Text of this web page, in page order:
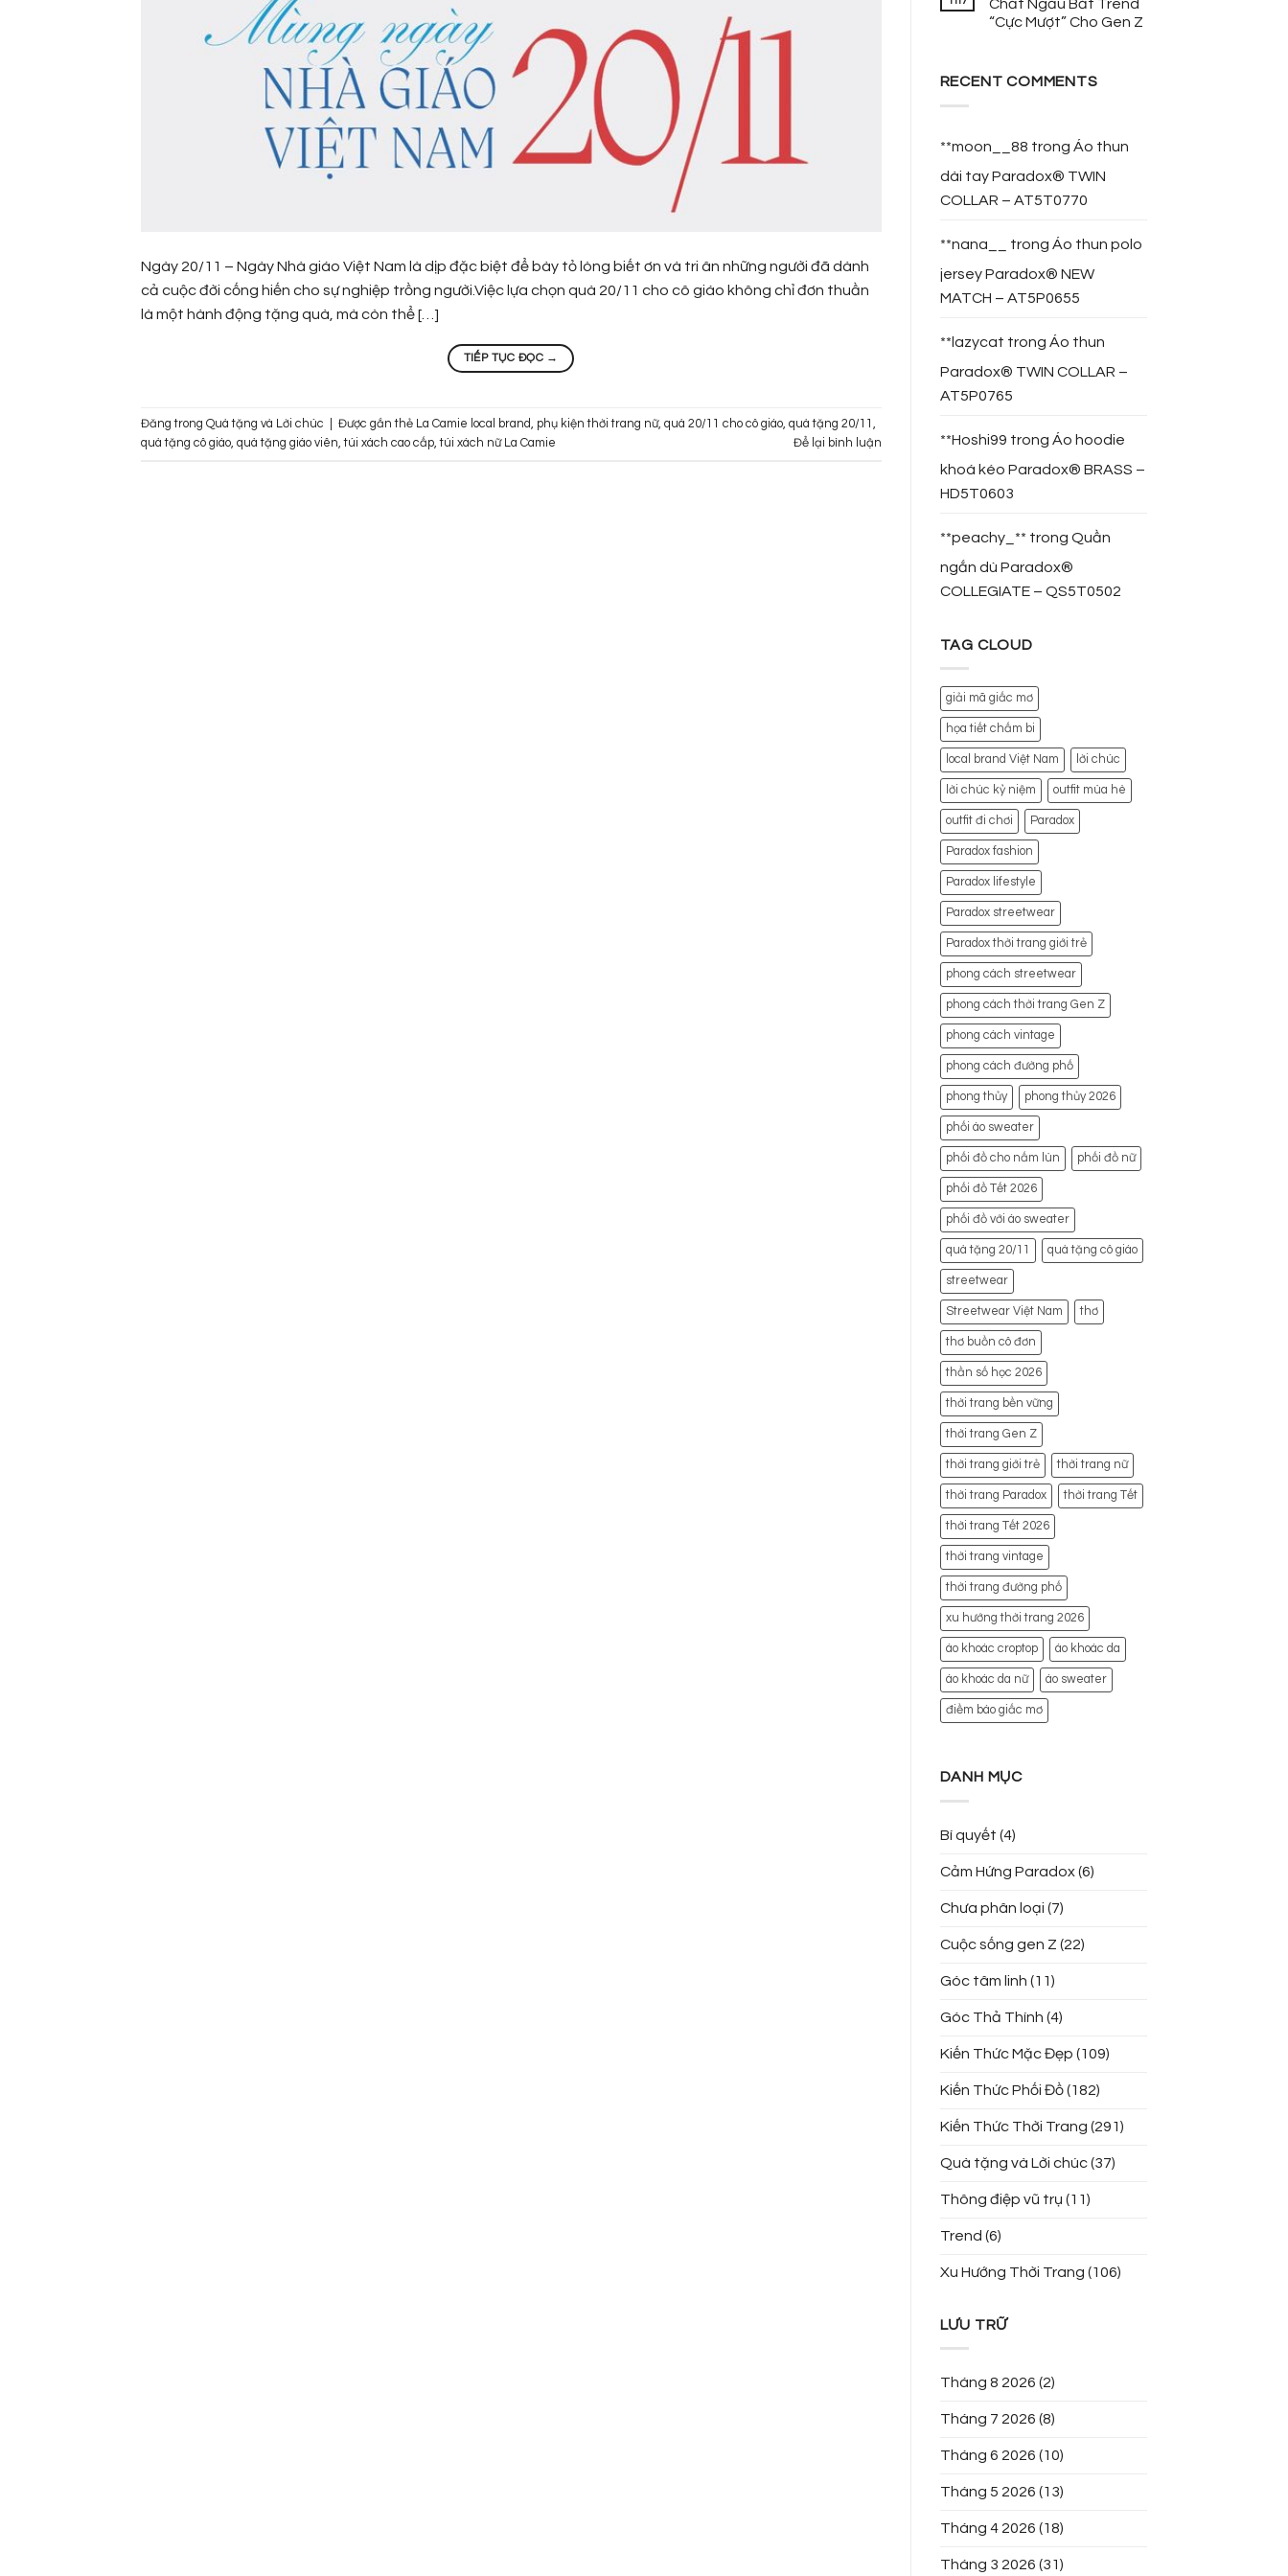
Ngày 20/11 – Ngày Nhà giáo Việt Nam là dịp đặc biệt để bày tỏ lòng biết ơn và tri ân những người đã dành
cả cuộc đời cống hiến cho sự nghiệp trồng người.Việc lựa chọn quà 20/11 cho cô giáo không chỉ đơn thuần
là một hành động tặng quà, mà còn thể […]
TIẾP TỤC ĐỌC →
Đăng trong Quà tặng và Lời chúc Được gắn thẻ La Camie local brand, phụ kiện thời trang nữ, quà 20/11 cho cô giáo, quà tặng 20/11 ,
quà tặng cô giáo, quà tặng giáo viên,túi xách cao cấp,túi xách nữ La Camie Để lại bình luận
Chất Ngầu Bắt Trend
“Cực Mượt” Cho Gen Z
RECENT COMMENTS
**moon__88 trong Áo thun
dài tay Paradox® TWIN
COLLAR – AT5T0770
**nana__ trong Áo thun polo
jersey Paradox® NEW
MATCH – AT5P0655
**lazycat trong Áo thun
Paradox® TWIN COLLAR –
AT5P0765
**Hoshi99 trong Áo hoodie
khoá kéo Paradox® BRASS –
HD5T0603
**peachy_** trong Quần
ngắn dù Paradox®
COLLEGIATE – QS5T0502
TAG CLOUD
giải mã giấc mơ
họa tiết chấm bi
local brand Việt Nam lời chúc
lời chúc kỷ niệm outfit mùa hè
outfit đi chơi Paradox
Paradox fashion
Paradox lifestyle
Paradox streetwear
Paradox thời trang giới trẻ
phong cách streetwear
phong cách thời trang Gen Z
phong cách vintage
phong cách đường phố
phong thủy phong thủy 2026
phối áo sweater
phối đồ cho nấm lùn phối đồ nữ
phối đồ Tết 2026
phối đồ với áo sweater
quà tặng 20/11 quà tặng cô giáo
streetwear
Streetwear Việt Nam thơ
thơ buồn cô đơn
thần số học 2026
thời trang bền vững
thời trang Gen Z
thời trang giới trẻ thời trang nữ
thời trang Paradox thời trang Tết
thời trang Tết 2026
thời trang vintage
thời trang đường phố
xu hướng thời trang 2026
áo khoác croptop áo khoác da
áo khoác da nữ áo sweater
điềm báo giấc mơ
DANH MỤC
Bí quyết (4)
Cảm Hứng Paradox(6)
Chưa phân loại (7)
Cuộc sống gen Z (22)
Góc tâm linh (11)
Góc Thả Thính (4)
Kiến Thức Mặc Đẹp (109)
Kiến Thức Phối Đồ(182)
Kiến Thức Thời Trang (291)
Quà tặng và Lời chúc(37)
Thông điệp vũ trụ (11)
Trend (6)
Xu Hướng Thời Trang (106)
LƯU TRỮ
Tháng 8 2026 (2)
Tháng 7 2026 (8)
Tháng 6 2026 (10)
Tháng 5 2026 (13)
Tháng 4 2026 (18)
Tháng 3 2026 (31)